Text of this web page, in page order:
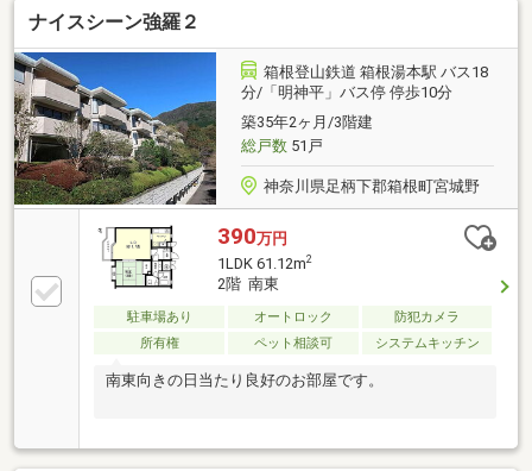
ナイスシーン強羅２
箱根登山鉄道 箱根湯本駅 バス18
分/「明神平」バス停 停歩10分
築35年2ヶ月/3階建
総戸数51戸
神奈川県足柄下郡箱根町宮城野
390万円
1LDK 61.12m2
2階 南東
駐車場あり オートロック
防犯カメラ
所有権
ペット相談可 システムキッチン
南東向きの日当たり良好のお部屋です。